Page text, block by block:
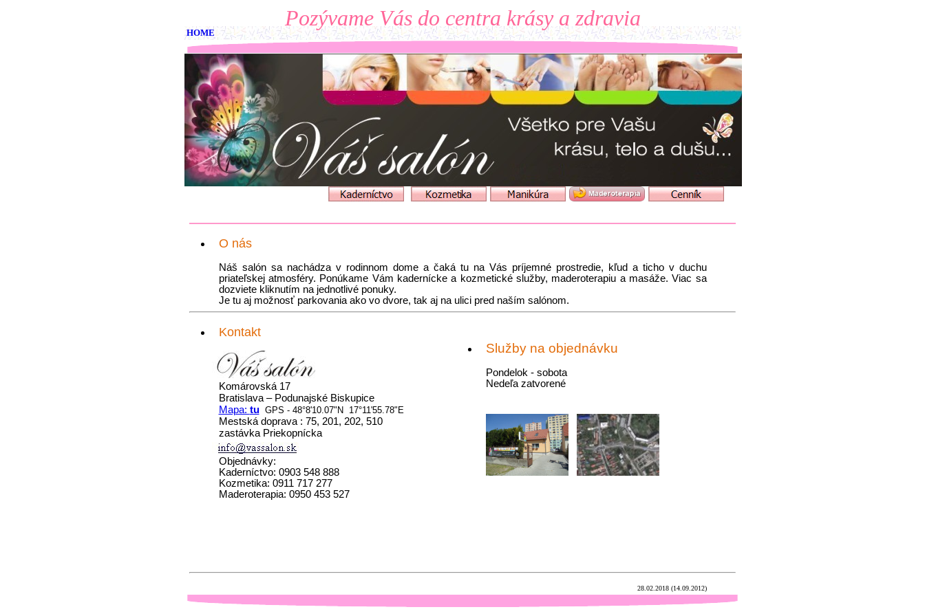
Pozývame Vás do centra krásy a zdravia
HOME
O nás
Náš salón sa nachádza v rodinnom dome a čaká tu na Vás príjemné prostredie, kľud a ticho v duchu
priateľskej atmosféry. Ponúkame Vám kadernícke a kozmetické služby, maderoterapiu a masáže. Viac sa
dozviete kliknutím na jednotlivé ponuky.
Je tu aj možnosť parkovania ako vo dvore, tak aj na ulici pred naším salónom.
Kontakt
Komárovská 17
Bratislava – Podunajské Biskupice
Mapa: tu GPS - 48°8'10.07"N 17°11'55.78"E
Mestská doprava : 75, 201, 202, 510
zastávka Priekopnícka
Objednávky:
Kaderníctvo: 0903 548 888
Kozmetika: 0911 717 277
Maderoterapia: 0950 453 527
Služby na objednávku
Pondelok - sobota
Nedeľa zatvorené
28.02.2018 (14.09.2012)